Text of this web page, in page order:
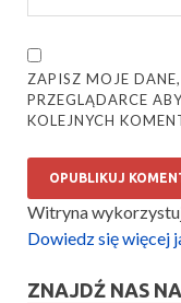
ZAPISZ MOJE
PRZEGLĄDARCE
KOLEJNYCH
Witryna
Dowiedz się więcej
ZNAJDŹ NAS